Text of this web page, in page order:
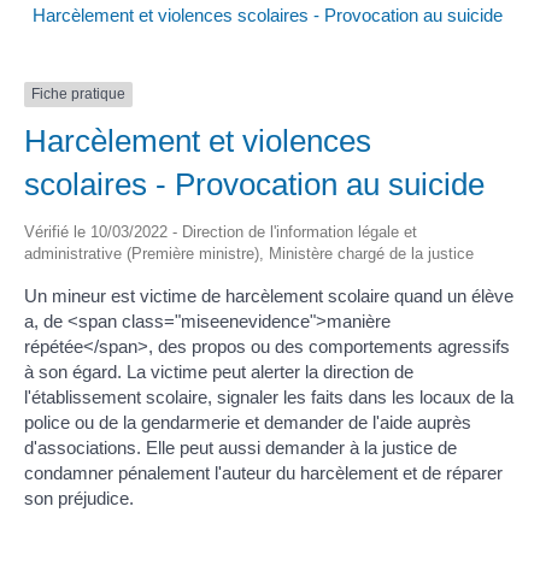
Harcèlement et violences scolaires - Provocation au suicide
Fiche pratique
Harcèlement et violences
scolaires - Provocation au suicide
Vérifié le 10/03/2022 - Direction de l'information légale et
administrative (Première ministre), Ministère chargé de la justice
Un mineur est victime de harcèlement scolaire quand un élève
a, de <span class="miseenevidence">manière
répétée</span>, des propos ou des comportements agressifs
à son égard. La victime peut alerter la direction de
l'établissement scolaire, signaler les faits dans les locaux de la
police ou de la gendarmerie et demander de l'aide auprès
d'associations. Elle peut aussi demander à la justice de
condamner pénalement l'auteur du harcèlement et de réparer
son préjudice.